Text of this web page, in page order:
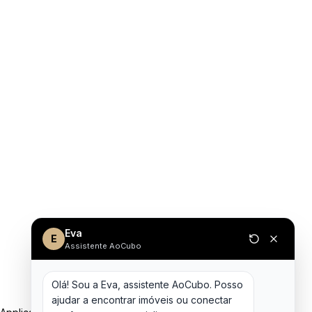
E Eva
Assistente AoCubo
Olá! Sou a Eva, assistente AoCubo. Posso
ajudar a encontrar imóveis ou conectar